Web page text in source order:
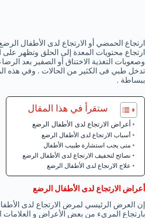
ارتجاع الحمضي أو الارتجاع لدى الأطفال
ارتجاع محتويات المعدة إلى الحلق وتظهر
وصعوبات التغذية الاختناق أو الصفير بعد
تدخل طبي فى الكثير من الحالات . وفي هذه
ببساطة .
ستقرأ في هذا المقال
أعراض الارتجاع لدى الأطفال الرضع
أسباب الارتجاع لدى الأطفال الرضع
متى يجب استشارة طبيب الأطفال
نصائح لتخفيف الارتجاع لدى الأطفال الرضع
علاج الارتجاع لدى الأطفال الرضع
أعراض الارتجاع لدى الأطفال الرضع
إن العرض الرئيسي لمرض الارتجاع لدى
بارتجاع المريء من بعض الأعراض و العلامات